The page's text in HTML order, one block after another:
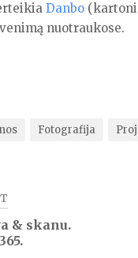
Danbo
nuotraukose.
Fotografija
& skanu.